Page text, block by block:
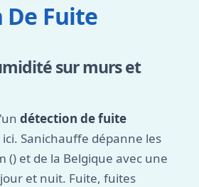
Fuite
sur murs et
détection de fuite
Sanichauffe dépanne les
() et de la Belgique avec une
et nuit. Fuite, fuites